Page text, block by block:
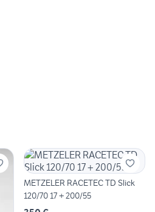
METZELER RACETEC TD Slick
120/70 17 + 200/55